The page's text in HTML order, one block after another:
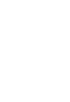
€ 90,00 auf €